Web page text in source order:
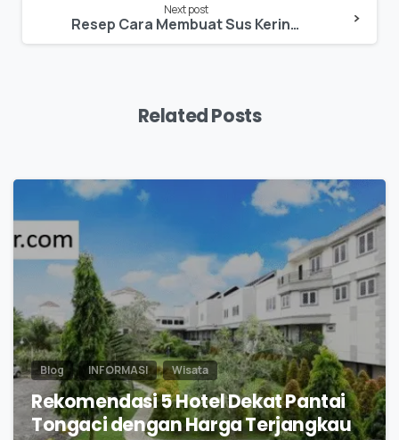
Next post
Resep Cara Membuat Sus Kering Keju Wijen
Related Posts
0
Blog INFORMASI Wisata
Rekomendasi 5 Hotel Dekat Pantai
Tongaci dengan Harga Terjangkau